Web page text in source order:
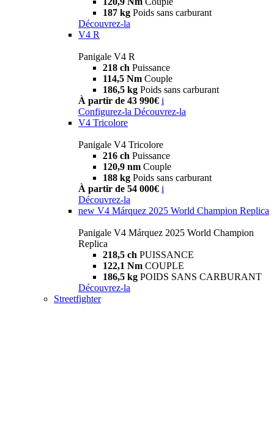
187 kg Poids sans carburant
Découvrez-la
V4 R
Panigale V4 R
218 ch Puissance
114,5 Nm Couple
186,5 kg Poids sans carburant
À partir de 43 990€ i
Configurez-la Découvrez-la
V4 Tricolore
Panigale V4 Tricolore
216 ch Puissance
120,9 nm Couple
188 kg Poids sans carburant
À partir de 54 000€ i
Découvrez-la
new V4 Márquez 2025 World Champion Replica
Panigale V4 Márquez 2025 World Champion
Replica
218,5 ch PUISSANCE
122,1 Nm COUPLE
186,5 kg POIDS SANS CARBURANT
Découvrez-la
Streetfighter